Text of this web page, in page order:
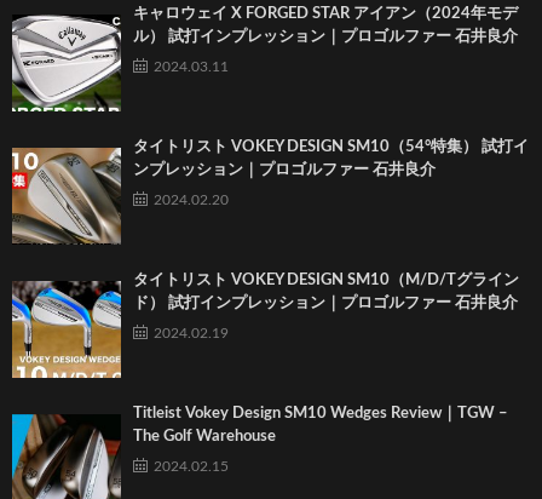
キャロウェイ X FORGED STAR アイアン（2024年モデ
ル） 試打インプレッション｜プロゴルファー 石井良介
2024.03.11
タイトリスト VOKEY DESIGN SM10（54°特集） 試打イ
ンプレッション｜プロゴルファー 石井良介
2024.02.20
タイトリスト VOKEY DESIGN SM10（M/D/Tグライン
ド） 試打インプレッション｜プロゴルファー 石井良介
2024.02.19
Titleist Vokey Design SM10 Wedges Review｜TGW –
The Golf Warehouse
2024.02.15